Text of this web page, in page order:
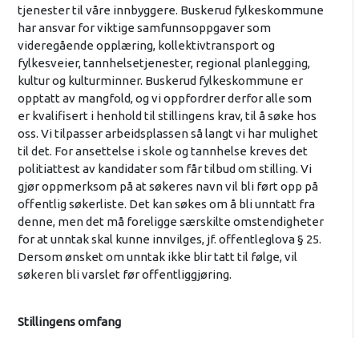
tjenester til våre innbyggere. Buskerud fylkeskommune
har ansvar for viktige samfunnsoppgaver som
videregående opplæring, kollektivtransport og
fylkesveier, tannhelsetjenester, regional planlegging,
kultur og kulturminner. Buskerud fylkeskommune er
opptatt av mangfold, og vi oppfordrer derfor alle som
er kvalifisert i henhold til stillingens krav, til å søke hos
oss. Vi tilpasser arbeidsplassen så langt vi har mulighet
til det. For ansettelse i skole og tannhelse kreves det
politiattest av kandidater som får tilbud om stilling. Vi
gjør oppmerksom på at søkeres navn vil bli ført opp på
offentlig søkerliste. Det kan søkes om å bli unntatt fra
denne, men det må foreligge særskilte omstendigheter
for at unntak skal kunne innvilges, jf. offentleglova § 25.
Dersom ønsket om unntak ikke blir tatt til følge, vil
søkeren bli varslet før offentliggjøring.
Stillingens omfang